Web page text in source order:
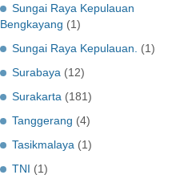
Sungai Raya Kepulauan
Bengkayang (1)
Sungai Raya Kepulauan.
(1)
Surabaya (12)
Surakarta (181)
Tanggerang (4)
Tasikmalaya (1)
TNI (1)